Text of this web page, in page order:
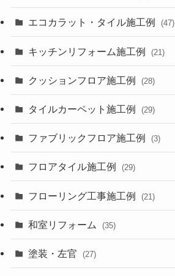
エコカラット・タイル施工例 (47)
キッチンリフォーム施工例 (21)
クッションフロア施工例 (28)
タイルカーペット施工例 (29)
ファブリックフロア施工例 (3)
フロアタイル施工例 (29)
フローリング工事施工例 (21)
和室リフォーム (35)
塗装・左官 (27)